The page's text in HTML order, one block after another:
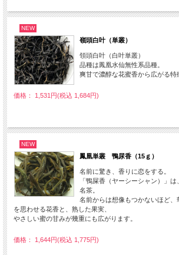
NEW
嶺頭白叶（単叢）
領頭白叶（白叶単叢）
品種は鳳凰水仙無性系品種。
爽甘で濃醇な花蜜香から広がる特
価格： 1,531円(税込 1,684円)
NEW
鳳凰単叢 鴨尿香（15ｇ）
名前に驚き、香りに恋をする。
「鴨屎香（ヤーシーシャン）」
名茶。
名前からは想像もつかないほど、
を思わせる花香と、熟した果実、
やさしい蜜の甘みが幾重にも広がります。
価格： 1,644円(税込 1,775円)